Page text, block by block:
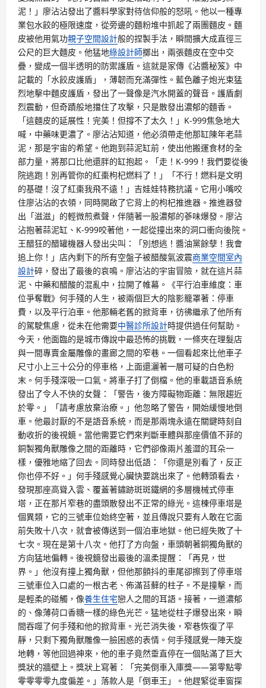
泥！」廖沾沾發出了醬料學家對待信仰般的怒吼。他以一種專
業包水餃的極限速度，從旁邊的麵粉堆中抓起了兩團麵皮。麵
皮被他用氣功親子空間設計般的捏製手法，瞬間擴大成直徑三
公尺的巨大麵皮。他猛地綠設計師擲出，兩張麵皮在空中交
疊，變成一個半透明的防禦護盾。這就是家傳《沾醬秘笈》中
記載的「水餃皮護盾」，薄韌而充滿彈性。藍色離子炮光束猛
烈地擊中麵皮護盾，發出了一聲像是汽水開蓋的聲音。護盾劇
烈震動，但奇蹟般地擋住了攻擊，只是散發出濃郁的麵香。
「這麵皮的延展性！完美！但撐不了太久！」K-999焦急地大
喊，中藥味更濃了。廖沾沾知道，他必須帶走他那缸陳年老蒜
泥，那是宇宙的希望。他跑到蒜泥缸前，使出他搬運食材的全
部力量，將那口比他還胖的缸抱起。「走！K-999！我們要從後
院逃跑！別再管你的紅棗枸杞燃料了！」「不行！燃料是文明
的基礎！沒了紅棗我飛不遠！」吉娃娃特務抗議。它用小嘴咬
住廖沾沾的衣領，同時開啟了它背上的枸杞推進器。推進器發
出「滋滋」的輕微煎煮聲，伴隨著一股濃郁的蔘味爆發。廖沾
沾抱著蒜泥缸、K-999咬著他，一起從撞出來的洞口衝向後院。
王醋狂的醋罐機器人發出尖叫：「別想逃！醬油黨餘孽！我會
追上你！」店內剩下的所有空盤子被醋酸氣波震商業空間室內
設計碎，發出了最後的哀鳴。廖沾沾的宇宙冒險，就在這片蒜
泥、中藥和醋酸的混亂中，拉開了帷幕。《平行泊車維度：車
位爭奪戰》何手殘的人生，被兩個巨大的陰影籠罩著：停車
費，以及平行泊車。他那輛老舊的掀背車，彷彿繼承了他所有
的駕駛焦慮，從未在他需要中醫診所設計時提供過任何幫助。
今天，他面臨的是城市傳說中最恐怖的挑戰，一條夾在理髮店
與一間專賣金屬雕像的畫廊之間的窄巷。一個看起來比他車子
尺寸小上三十公分的停車格，上面還灑著一層可疑的白色粉
末。何手殘深吸一口氣。將車子打了倒檔。他的車載語音系統
發出了令人不快的女聲：「警告，後方障礙物距離：無限趨近
於零。」「請考慮放棄治療。」他忽略了警告，開始緩慢地倒
車。他最討厭的不是語音系統，而是那兩塊永遠在關鍵時刻自
動收折的後視鏡。當他需要它們來判斷車體與那座價值不菲的
銅製獨角獸雕像之間的距離時，它們卻像兩片羞澀的耳朵一
樣，優雅地縮了回去。同時發出低語：「你還是別看了，反正
你也停不好。」何手殘感覺心臟快要跳出來了。他轉頭看去，
發現那座高聳入雲、覆蓋著鏽跡斑斑鐵網的多層機械式停車
塔，正在那片窄巷的盡頭散發出不正常的綠光。這棟停車塔是
個異類，它的三號車位始終空著，並且傳說只要有人敢在它面
前失敗十八次，就會被傳送到一個泊車地獄。他已經失敗了十
七次。現在是第十八次。他打了方向盤，車頭朝著銅獨角獸的
方向猛地偏轉。後視鏡發出最後的溫柔提醒：「再見，世
界。」他沒有撞上獨角獸，但他那顫抖的車尾卻擦到了停車塔
三號車位入口處的一根古老、佈滿苔蘚的柱子。不是撞擊，而
是輕柔的碰觸，像養生住宅戀人之間的耳語。接著，一道濃郁
的、像薄荷口香糖一樣的綠色光芒。猛地從柱子爆發出來，瞬
間吞噬了何手殘和他的掀背車。光芒消失後，窄巷恢復了平
靜，只剩下獨角獸雕像一臉困惑的表情。何手殘感覺一陣天旋
地轉，等他回過神來，他的車子竟然垂直停在一個貼滿了巨大
獎狀的牆壁上。獎狀上寫著：「完美倒車入庫獎——第零點零
零零零零九度偏差。」落款人是「倒車王」。他趕緊從車窗探